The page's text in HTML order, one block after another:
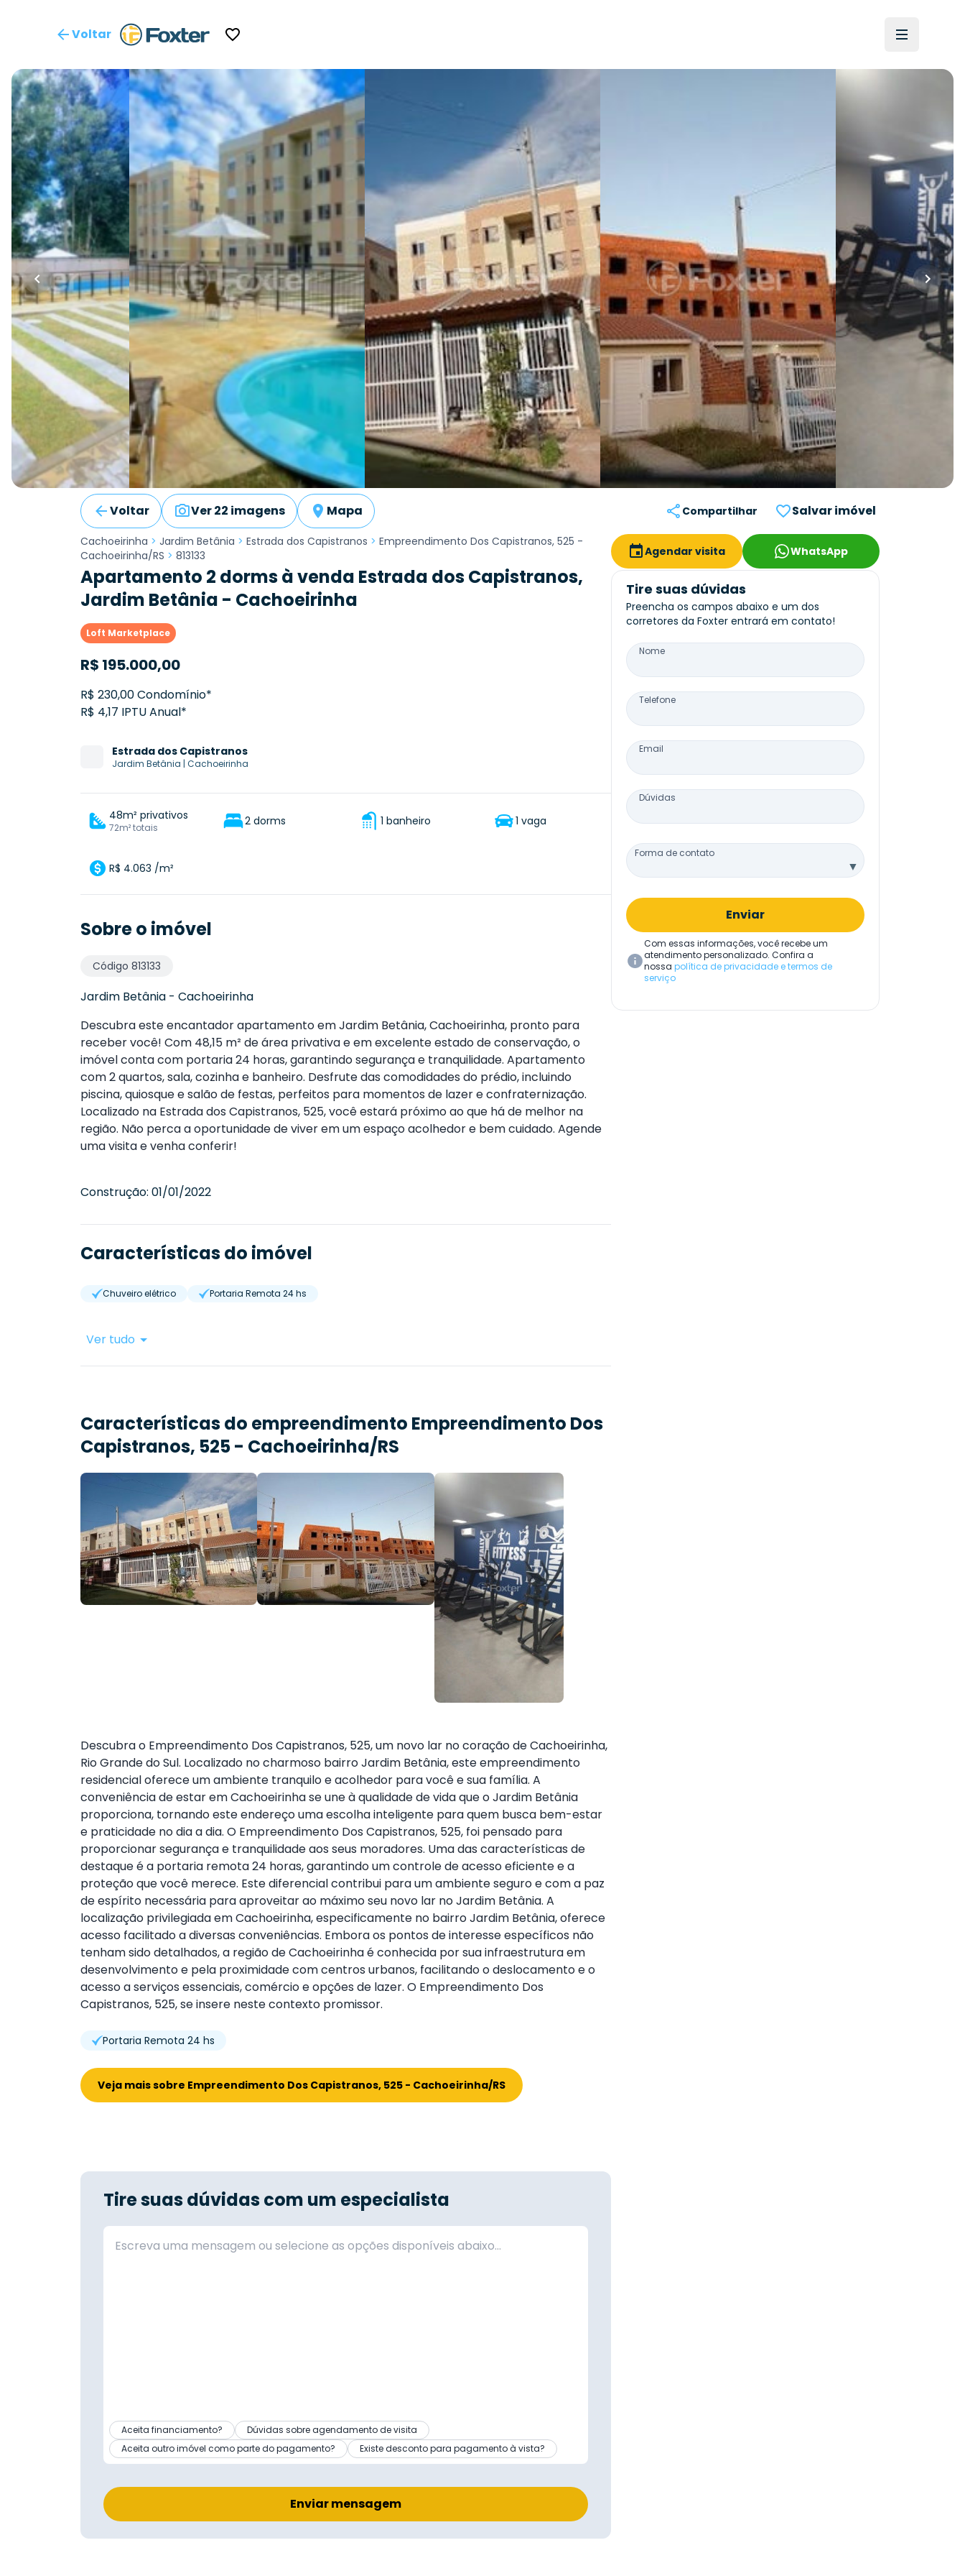
Voltar
Voltar Ver 22 imagens Mapa Compartilhar Salvar imóvel
Cachoeirinha > Jardim Betânia > Estrada dos Capistranos > Empreendimento Dos Capistranos, 525 -
Cachoeirinha/RS > 813133
Apartamento 2 dorms à venda Estrada dos Capistranos,
Jardim Betânia - Cachoeirinha
Loft Marketplace
R$ 195.000,00
R$ 230,00 Condomínio*
R$ 4,17 IPTU Anual*
Estrada dos Capistranos
Jardim Betânia | Cachoeirinha
48m² privativos
72m² totais 2 dorms 1 banheiro 1 vaga
R$ 4.063 /m²
Sobre o imóvel
Código 813133
Jardim Betânia - Cachoeirinha
Descubra este encantador apartamento em Jardim Betânia, Cachoeirinha, pronto para
receber você! Com 48,15 m² de área privativa e em excelente estado de conservação, o
imóvel conta com portaria 24 horas, garantindo segurança e tranquilidade. Apartamento
com 2 quartos, sala, cozinha e banheiro. Desfrute das comodidades do prédio, incluindo
piscina, quiosque e salão de festas, perfeitos para momentos de lazer e confraternização.
Localizado na Estrada dos Capistranos, 525, você estará próximo ao que há de melhor na
região. Não perca a oportunidade de viver em um espaço acolhedor e bem cuidado. Agende
uma visita e venha conferir!
Construção: 01/01/2022
Características do imóvel
Chuveiro elétrico Portaria Remota 24 hs
Ver tudo
Características do empreendimento Empreendimento Dos
Capistranos, 525 - Cachoeirinha/RS
Descubra o Empreendimento Dos Capistranos, 525, um novo lar no coração de Cachoeirinha,
Rio Grande do Sul. Localizado no charmoso bairro Jardim Betânia, este empreendimento
residencial oferece um ambiente tranquilo e acolhedor para você e sua família. A
conveniência de estar em Cachoeirinha se une à qualidade de vida que o Jardim Betânia
proporciona, tornando este endereço uma escolha inteligente para quem busca bem-estar
e praticidade no dia a dia. O Empreendimento Dos Capistranos, 525, foi pensado para
proporcionar segurança e tranquilidade aos seus moradores. Uma das características de
destaque é a portaria remota 24 horas, garantindo um controle de acesso eficiente e a
proteção que você merece. Este diferencial contribui para um ambiente seguro e com a paz
de espírito necessária para aproveitar ao máximo seu novo lar no Jardim Betânia. A
localização privilegiada em Cachoeirinha, especificamente no bairro Jardim Betânia, oferece
acesso facilitado a diversas conveniências. Embora os pontos de interesse específicos não
tenham sido detalhados, a região de Cachoeirinha é conhecida por sua infraestrutura em
desenvolvimento e pela proximidade com centros urbanos, facilitando o deslocamento e o
acesso a serviços essenciais, comércio e opções de lazer. O Empreendimento Dos
Capistranos, 525, se insere neste contexto promissor.
Portaria Remota 24 hs
Veja mais sobre Empreendimento Dos Capistranos, 525 - Cachoeirinha/RS
Tire suas dúvidas com um especialista
Aceita financiamento?
Dúvidas sobre agendamento de visita
Aceita outro imóvel como parte do pagamento?
Existe desconto para pagamento à vista?
Enviar mensagem
Agendar visita WhatsApp
Tire suas dúvidas
Preencha os campos abaixo e um dos
corretores da Foxter entrará em contato!
Nome
Telefone
Email
Dúvidas
Forma de contato
▼
Enviar
Com essas informações, você recebe um
atendimento personalizado. Confira a
nossa política de privacidade e termos de
serviço